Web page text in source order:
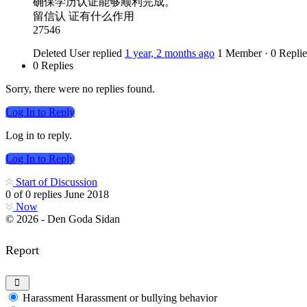
留信认 证有什么作用
27546
Deleted User replied 1 year, 2 months ago 1 Member · 0
0 Replies
Sorry, there were no replies found.
Log In to Reply
Log in to reply.
Log In to Reply
Start of Discussion
0 of0 replies June 2018
Now
© 2026 - Den Goda Sidan
Report
Harassment Harassment or bullying behavior